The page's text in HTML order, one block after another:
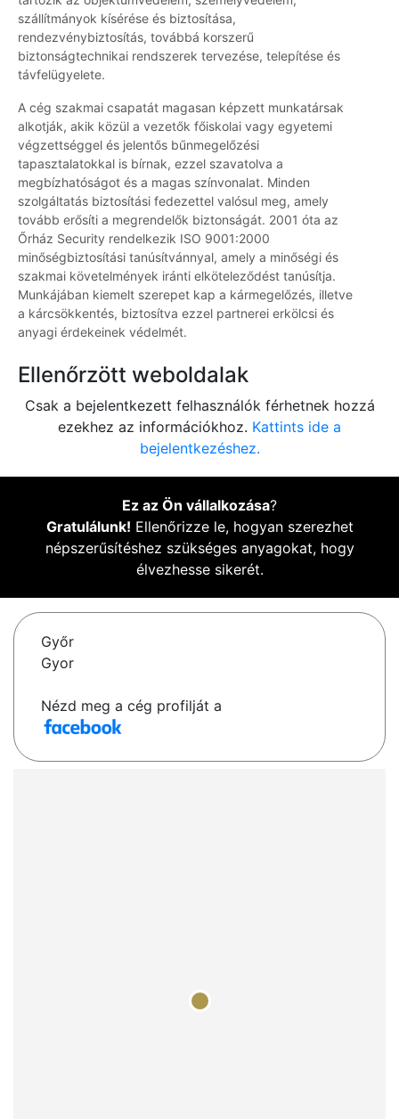
szállítmányok kísérése és biztosítása,
rendezvénybiztosítás, továbbá korszerű
biztonságtechnikai rendszerek tervezése, telepítése és
távfelügyelete.
A cég szakmai csapatát magasan képzett munkatársak
alkotják, akik közül a vezetők főiskolai vagy egyetemi
végzettséggel és jelentős bűnmegelőzési
tapasztalatokkal is bírnak, ezzel szavatolva a
megbízhatóságot és a magas színvonalat. Minden
szolgáltatás biztosítási fedezettel valósul meg, amely
tovább erősíti a megrendelők biztonságát. 2001 óta az
Őrház Security rendelkezik ISO 9001:2000
minőségbiztosítási tanúsítvánnyal, amely a minőségi és
szakmai követelmények iránti elköteleződést tanúsítja.
Munkájában kiemelt szerepet kap a kármegelőzés, illetve
a kárcsökkentés, biztosítva ezzel partnerei erkölcsi és
anyagi érdekeinek védelmét.
Ellenőrzött weboldalak
Csak a bejelentkezett felhasználók férhetnek hozzá
ezekhez az információkhoz. Kattints ide a
bejelentkezéshez.
Ez az Ön vállalkozása?
Gratulálunk! Ellenőrizze le, hogyan szerezhet
népszerűsítéshez szükséges anyagokat, hogy
élvezhesse sikerét.
Győr
Gyor
Nézd meg a cég profilját a